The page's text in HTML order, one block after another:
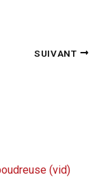
SUIVANT